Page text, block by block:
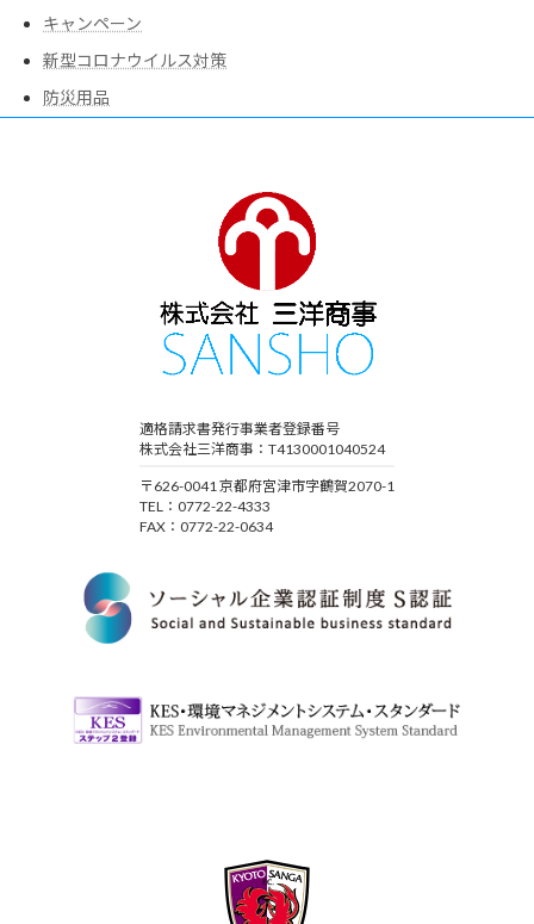
キャンペーン
新型コロナウイルス対策
防災用品
適格請求書発行事業者登録番号
株式会社三洋商事：T4130001040524
〒626-0041 京都府宮津市字鶴賀2070-1
TEL：0772-22-4333
FAX：0772-22-0634